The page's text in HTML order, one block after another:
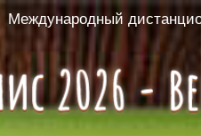
Международный